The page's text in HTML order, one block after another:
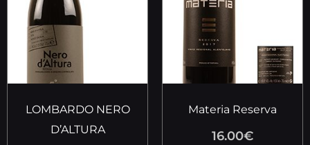
LOMBARDO NERO
D’ALTURA
Materia Reserva
16.00€